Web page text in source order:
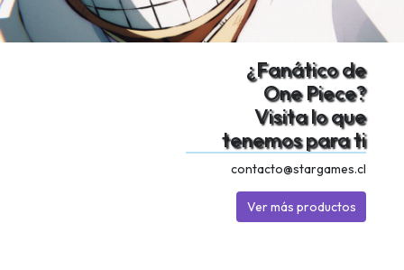
¿Fanático de
One Piece?
Visita lo que
tenemos para ti
contacto@stargames.cl
Ver más productos